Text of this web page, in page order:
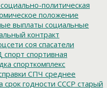
социально-политическая
положение
выплаты социальные
контракт
соя спасатели
спорт спортивная
спорткомплекс
СПЧ среднее
срок годности СССР старый